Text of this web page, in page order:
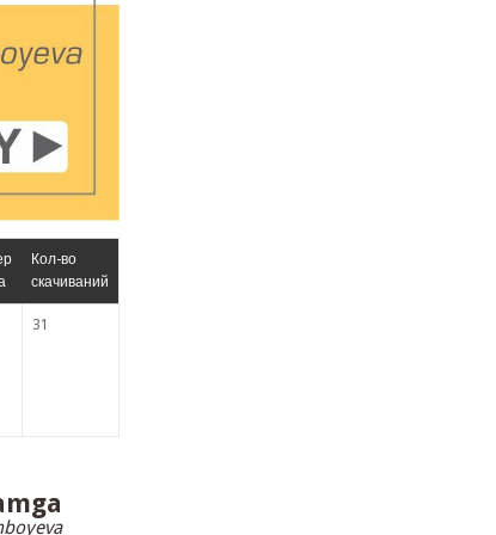
Кол-во
скачиваний
31